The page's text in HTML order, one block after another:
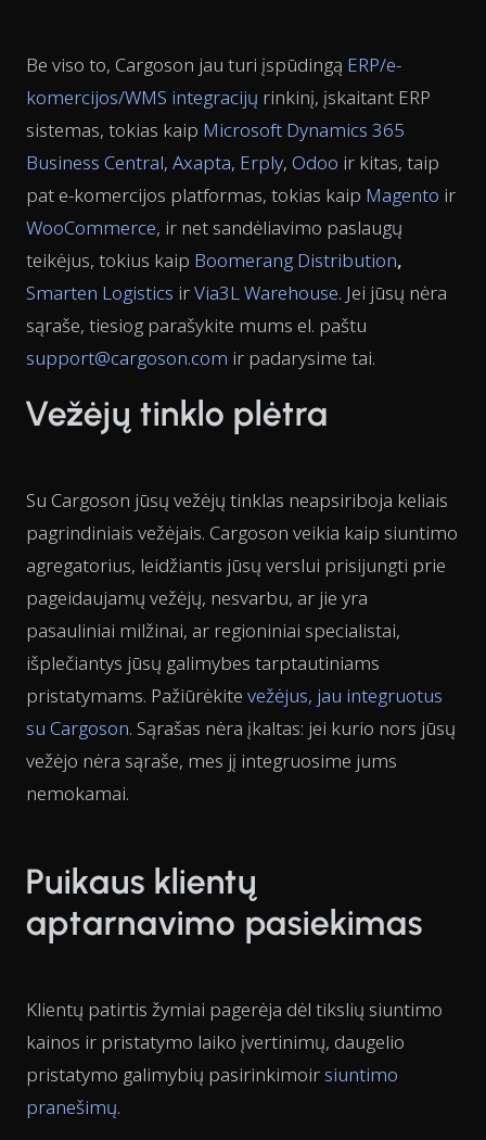
Be viso to, Cargoson jau turi įspūdingą ERP/e-
komercijos/WMS integracijų rinkinį, įskaitant ERP
sistemas, tokias kaip Microsoft Dynamics 365
Business Central, Axapta, Erply, Odoo ir kitas, taip
pat e-komercijos platformas, tokias kaip Magento ir
WooCommerce, ir net sandėliavimo paslaugų
teikėjus, tokius kaip Boomerang Distribution,
Smarten Logistics irVia3L Warehouse. Jei jūsų nėra
sąraše, tiesiog parašykite mums el. paštu
support@cargoson.com ir padarysime tai.
Vežėjų tinklo plėtra
Su Cargoson jūsų vežėjų tinklas neapsiriboja keliais
pagrindiniais vežėjais. Cargoson veikia kaip siuntimo
agregatorius, leidžiantis jūsų verslui prisijungti prie
pageidaujamų vežėjų, nesvarbu, ar jie yra
pasauliniai milžinai, ar regioniniai specialistai,
išplečiantys jūsų galimybes tarptautiniams
pristatymams. Pažiūrėkite vežėjus, jau integruotus
su Cargoson. Sąrašas nėra įkaltas: jei kurio nors jūsų
vežėjo nėra sąraše, mes jį integruosime jums
nemokamai.
Puikaus klientų
aptarnavimo pasiekimas
Klientų patirtis žymiai pagerėja dėl tikslių siuntimo
kainos ir pristatymo laiko įvertinimų, daugelio
pristatymo galimybių pasirinkimoir siuntimo
pranešimų.